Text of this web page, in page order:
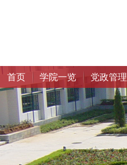
首页 学院一览 党政管理